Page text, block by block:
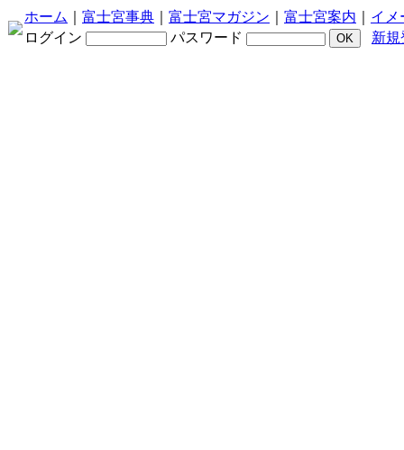
ホーム 富士宮事典 富士宮マガジン 富士宮案内
イメ
ログイン
パスワード 新規